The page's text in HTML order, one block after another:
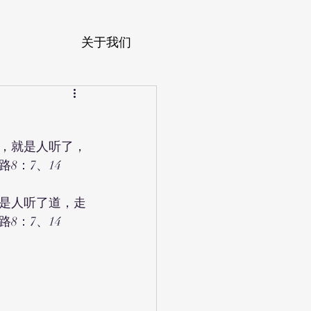
关于我们
是人听了，
8：7、14
人听了道，走
8：7、14